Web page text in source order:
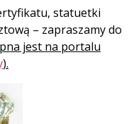
statuetki
– zapraszamy do
jest na portalu
).